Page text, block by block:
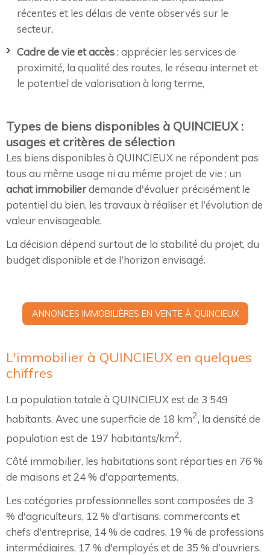
récentes et les délais de vente observés sur le
secteur,
Cadre de vie et accès: apprécier les services de
proximité, la qualité des routes, le réseau internet et
le potentiel de valorisation à long terme,
Types de biens disponibles à QUINCIEUX :
usages et critères de sélection
Les biens disponibles à QUINCIEUX ne répondent pas
tous au même usage ni au même projet de vie : un
achat immobilierdemande d'évaluer précisément le
potentiel du bien, les travaux à réaliser et l'évolution de
valeur envisageable.
La décision dépend surtout de la stabilité du projet, du
budget disponible et de l'horizon envisagé.
ANNONCES IMMOBILIÈRES EN VENTE À QUINCIEUX
L'immobilier à QUINCIEUX en quelques
chiffres
La population totale à QUINCIEUX est de 3 549
habitants. Avec une superficie de 18 km2, la densité de
population est de 197 habitants/km2.
Côté immobilier, les habitations sont réparties en 76 %
de maisons et 24 % d'appartements.
Les catégories professionnelles sont composées de 3
% d'agriculteurs, 12 % d'artisans, commercants et
chefs d'entreprise, 14 % de cadres, 19 % de professions
intermédiaires, 17 % d'employés et de 35 % d'ouvriers.